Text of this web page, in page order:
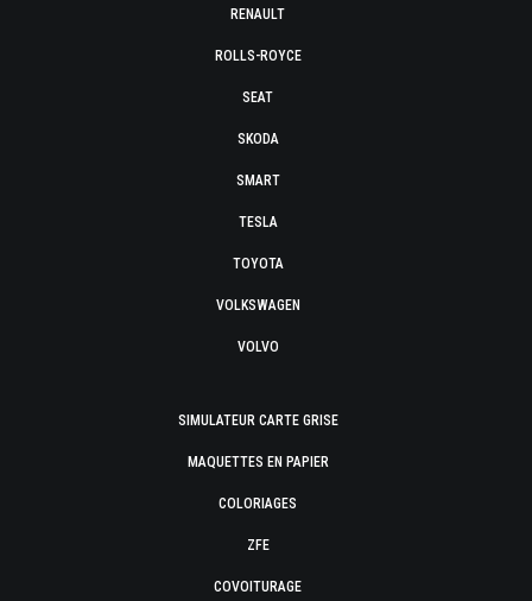
RENAULT
ROLLS-ROYCE
SEAT
SKODA
SMART
TESLA
TOYOTA
VOLKSWAGEN
VOLVO
SIMULATEUR CARTE GRISE
MAQUETTES EN PAPIER
COLORIAGES
ZFE
COVOITURAGE